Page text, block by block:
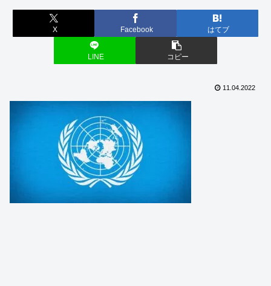
X Facebook はてブ
LINE コピー
11.04.2022